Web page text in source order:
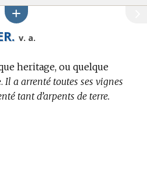
v. a.
heritage, ou quelque
Il a arrenté toutes ses vignes
tant d’arpents de terre.